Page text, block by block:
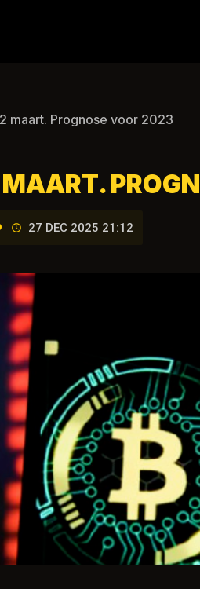
maart. Prognose voor 2023
27 DEC 2025 21:12